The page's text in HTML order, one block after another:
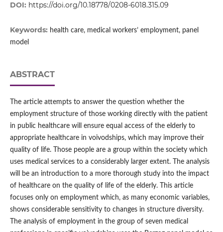
DOI: https://doi.org/10.18778/0208-6018.315.09
Keywords: health care, medical workers’ employment, panel
model
ABSTRACT
The article attempts to answer the question whether the
employment structure of those working directly with the patient
in public healthcare will ensure equal access of the elderly to
appropriate healthcare in voivodships, which may improve their
quality of life. Those people are a group within the society which
uses medical services to a considerably larger extent. The analysis
will be an introduction to a more thorough study into the impact
of healthcare on the quality of life of the elderly. This article
focuses only on employment which, as many economic variables,
shows considerable sensitivity to changes in structure diversity.
The analysis of employment in the group of seven medical